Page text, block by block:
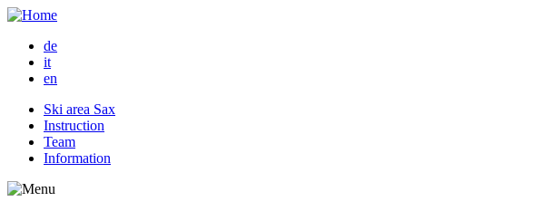
de
it
en
Ski area Sax
Instruction
Team
Information